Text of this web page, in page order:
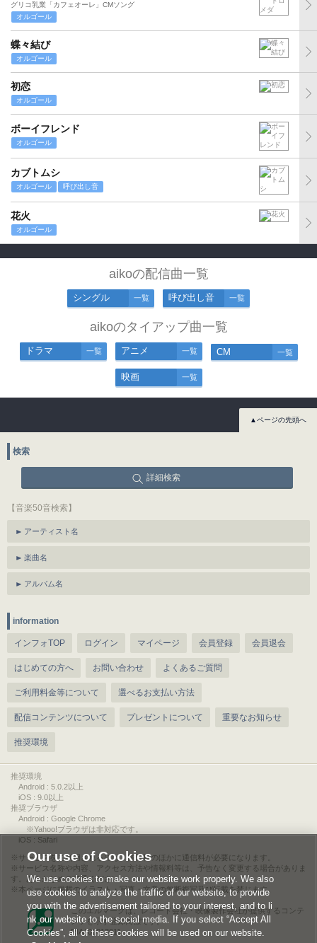
グリコ乳業「カフェオーレ」CMソング
オルゴール
蝶々結び
オルゴール
初恋
オルゴール
ボーイフレンド
オルゴール
カブトムシ
オルゴール 呼び出し音
花火
オルゴール
aikoの配信曲一覧
シングル 一覧 呼び出し音 一覧
aikoのタイアップ曲一覧
ドラマ 一覧 アニメ 一覧 CM 一覧
映画 一覧
▲ページの先頭へ
検索
詳細検索
【音楽50音検索】
アーティスト名
楽曲名
アルバム名
information
インフォTOP ログイン マイページ 会員登録 会員退会
はじめての方へ お問い合わせ よくあるご質問
ご利用料金等について 選べるお支払い方法
配信コンテンツについて プレゼントについて 重要なお知らせ
推奨環境
推奨環境
Android : 5.0.2以上
iOS : 9.0以上
推奨ブラウザ
Android : Google Chrome
※Yahoo!ブラウザは非対応です。
iOS : Safari
サービスをご利用されるには、情報料のほかに通信料が必要になります。
サービス名称や内容、アクセス方法や情報料等は、予告なく変更する場合がありま
す。あらかじめご了承ください。
本ページに掲載のイラスト・写真・文章の無断複写及び転載を禁じます。
このエルマークは、レコード会社・映像製作会社が提供するコンテ
ンツを示す登録商標です。
RIAJ00013011
Our use of Cookies
We use cookies to make our website work properly. We also
use cookies to analyze the traffic of our website, to provide
you with the advertisement tailored to your interest, and to li
nk our website to the social media. If you select “Accept All
Cookies”, all of these cookies will be used on our website.